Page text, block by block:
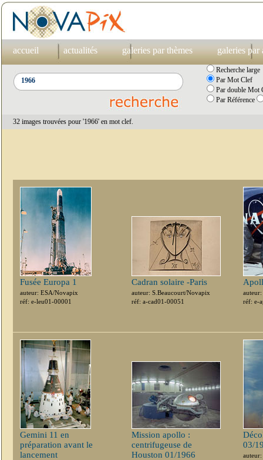
accueil actualités galeries par thèmes galeries par
Recherche large
Par Mot Clef
Par double Mot
Par Référence
32 images trouvées pour '1966' en mot clef.
Fusée Europa 1
auteur: ESA/Novapix
réf: e-leu01-00001
Cadran solaire -Paris
auteur: S.Beaucourt/Novapix
réf: a-cad01-00051
réf: e-
Gemini 11 en
préparation avant le
lancement
Mission apollo :
centrifugeuse de
Houston 01/1966
03/